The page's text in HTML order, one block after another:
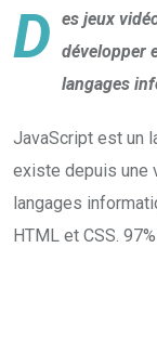
D es jeux
développer
langages
JavaScript est un
existe depuis une
langages
HTML et CSS.